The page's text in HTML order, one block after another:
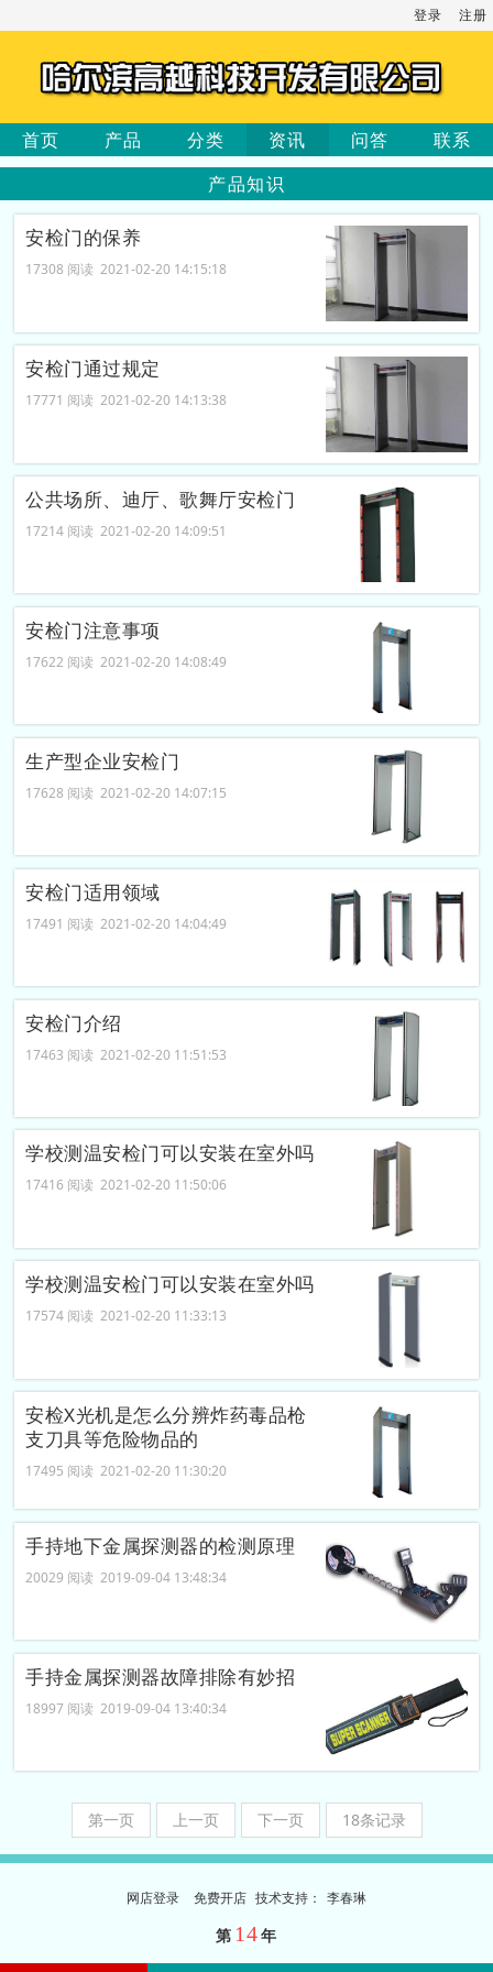
登录 注册
首页 产品 分类 资讯 问答
联系
产品知识
安检门的保养
17308 阅读 2021-02-20 14:15:18
安检门通过规定
17771 阅读 2021-02-20 14:13:38
公共场所、迪厅、歌舞厅安检门
17214 阅读 2021-02-20 14:09:51
安检门注意事项
17622 阅读 2021-02-20 14:08:49
生产型企业安检门
17628 阅读 2021-02-20 14:07:15
安检门适用领域
17491 阅读 2021-02-20 14:04:49
​安检门介绍
17463 阅读 2021-02-20 11:51:53
学校测温安检门可以安装在室外吗
17416 阅读 2021-02-20 11:50:06
学校测温安检门可以安装在室外吗
17574 阅读 2021-02-20 11:33:13
安检X光机是怎么分辨炸药毒品枪
支刀具等危险物品的
17495 阅读 2021-02-20 11:30:20
手持地下金属探测器的检测原理
20029 阅读 2019-09-04 13:48:34
手持金属探测器故障排除有妙招
18997 阅读 2019-09-04 13:40:34
第一页 上一页 下一页 18条记录
网店登录 免费开店 技术支持 ： 李春琳
第 14年